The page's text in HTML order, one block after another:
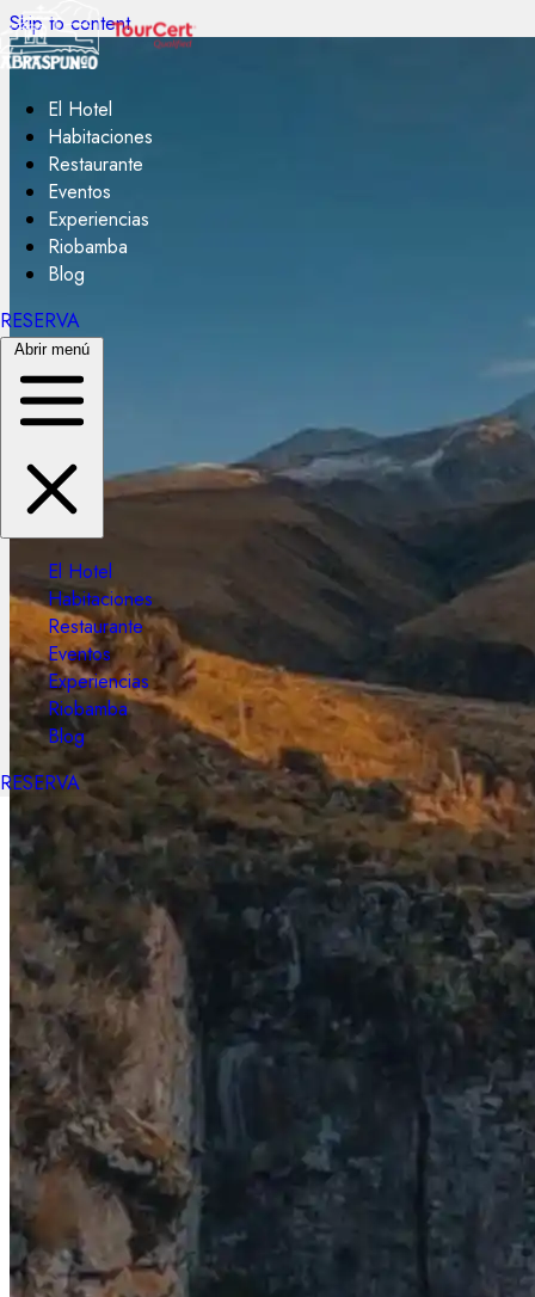
Skip to content
El Hotel
Habitaciones
Restaurante
Eventos
Experiencias
Riobamba
Blog
RESERVA
Abrir menú
El Hotel
Habitaciones
Restaurante
Eventos
Experiencias
Riobamba
Blog
RESERVA